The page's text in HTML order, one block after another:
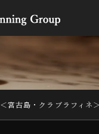
＜宮古島・クラブラフィネ＞10